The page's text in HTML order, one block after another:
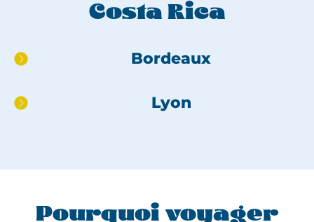
Costa Rica
Aller
directement
pied
Bordeaux
Lyon
Pourquoi voyager